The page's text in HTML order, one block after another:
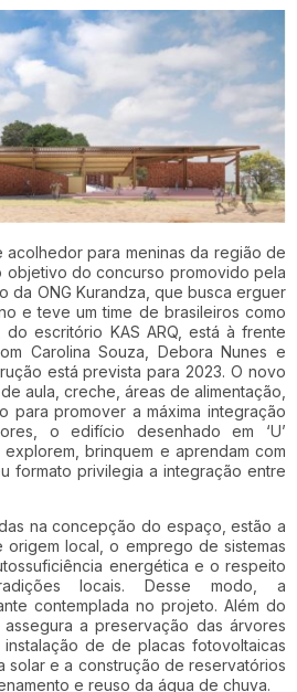
acolhedor para meninas da região de
objetivo do concurso promovido pela
da ONG Kurandza, que busca erguer
e teve um time de brasileiros como
do escritório KAS ARQ, está à frente
Carolina Souza, Debora Nunes e
está prevista para 2023. O novo
aula, creche, áreas de alimentação,
para promover a máxima integração
o edifício desenhado em ‘U’
brinquem e aprendam com
formato privilegia a integração entre
na concepção do espaço, estão a
origem local, o emprego de sistemas
energética e o respeito
locais. Desse modo, a
contemplada no projeto. Além do
a preservação das árvores
de de placas fotovoltaicas
solar e a construção de reservatórios
e reuso da água de chuva.